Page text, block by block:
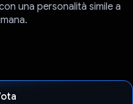
una personalità simile a